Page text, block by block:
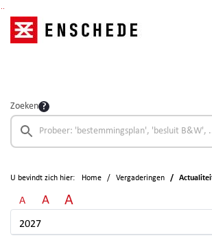
Zoeken
U bevindt zich hier: Home Vergaderingen
A A A
2027